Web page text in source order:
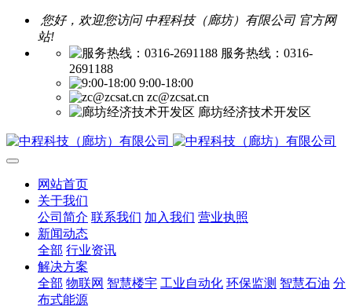
您好，欢迎您访问 中程科技（廊坊）有限公司 官方网
站!
服务热线：0316-
2691188
9:00-18:00
zc@zcsat.cn
廊坊经济技术开发区
网站首页
关于我们
公司简介 联系我们 加入我们 营业执照
新闻动态
全部 行业资讯
解决方案
全部 物联网 智慧楼宇 工业自动化 环保监测 智慧石油 分
布式能源